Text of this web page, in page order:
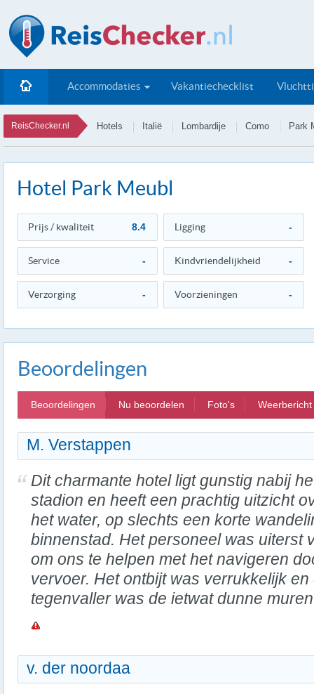
Accommodaties Vakantiechecklist
ReisChecker.nl Hotels Italië Lombardije Como Park
Hotel Park Meubl
Prijs / kwaliteit 8.4 Ligging -
Service - Kindvriendelijkheid -
Verzorging - Voorzieningen -
Beoordelingen
Beoordelingen Nu beoordelen Foto's Weerbericht
M. Verstappen
Dit charmante hotel ligt gunstig nabij
stadion en heeft een prachtig uitzicht
het water, op slechts een korte
binnenstad. Het personeel was uiterst
om ons te helpen met het navigeren
vervoer. Het ontbijt was verrukkelijk
tegenvaller was de ietwat dunne
v. der noordaa